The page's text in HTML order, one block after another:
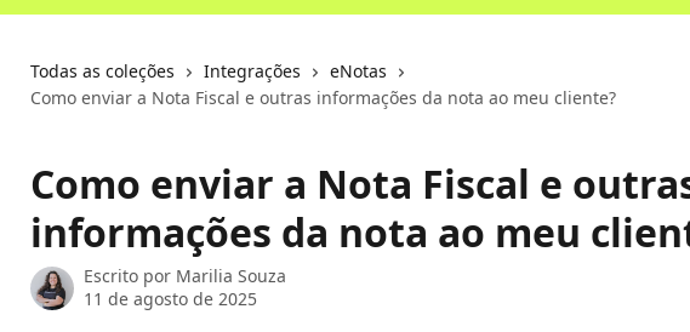
Todas as coleções Integrações
eNotas
Como enviar a Nota Fiscal e outras informações da nota ao meu cliente?
Como enviar a Nota Fiscal e
informações da nota ao meu
Escrito por Marilia Souza
11 de agosto de 2025